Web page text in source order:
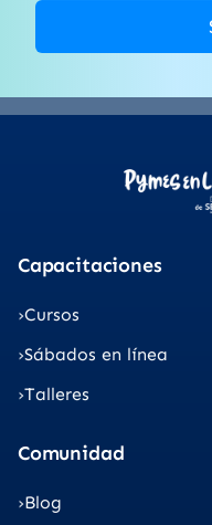
Capacitaciones
Cursos
Sábados en línea
Talleres
Comunidad
Blog